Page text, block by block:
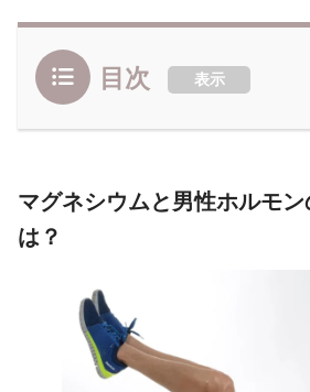
目次 表示
マグネシウムと男性ホルモン
は？